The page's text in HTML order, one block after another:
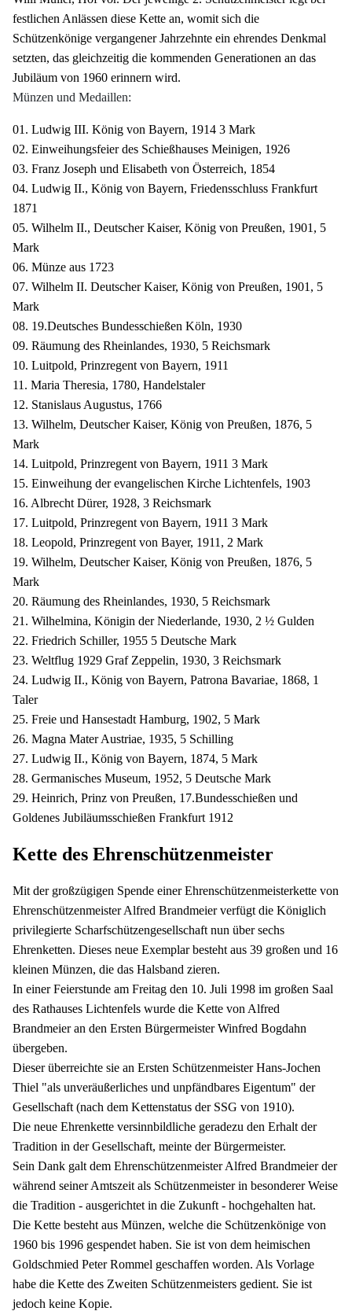
festlichen Anlässen diese Kette an, womit sich die
Schützenkönige vergangener Jahrzehnte ein ehrendes Denkmal
setzten, das gleichzeitig die kommenden Generationen an das
Jubiläum von 1960 erinnern wird.
Münzen und Medaillen:
01. Ludwig III. König von Bayern, 1914 3 Mark
02. Einweihungsfeier des Schießhauses Meinigen, 1926
03. Franz Joseph und Elisabeth von Österreich, 1854
04. Ludwig II., König von Bayern, Friedensschluss Frankfurt
1871
05. Wilhelm II., Deutscher Kaiser, König von Preußen, 1901, 5
Mark
06. Münze aus 1723
07. Wilhelm II. Deutscher Kaiser, König von Preußen, 1901, 5
Mark
08. 19.Deutsches Bundesschießen Köln, 1930
09. Räumung des Rheinlandes, 1930, 5 Reichsmark
10. Luitpold, Prinzregent von Bayern, 1911
11. Maria Theresia, 1780, Handelstaler
12. Stanislaus Augustus, 1766
13. Wilhelm, Deutscher Kaiser, König von Preußen, 1876, 5
Mark
14. Luitpold, Prinzregent von Bayern, 1911 3 Mark
15. Einweihung der evangelischen Kirche Lichtenfels, 1903
16. Albrecht Dürer, 1928, 3 Reichsmark
17. Luitpold, Prinzregent von Bayern, 1911 3 Mark
18. Leopold, Prinzregent von Bayer, 1911, 2 Mark
19. Wilhelm, Deutscher Kaiser, König von Preußen, 1876, 5
Mark
20. Räumung des Rheinlandes, 1930, 5 Reichsmark
21. Wilhelmina, Königin der Niederlande, 1930, 2 ½ Gulden
22. Friedrich Schiller, 1955 5 Deutsche Mark
23. Weltflug 1929 Graf Zeppelin, 1930, 3 Reichsmark
24. Ludwig II., König von Bayern, Patrona Bavariae, 1868, 1
Taler
25. Freie und Hansestadt Hamburg, 1902, 5 Mark
26. Magna Mater Austriae, 1935, 5 Schilling
27. Ludwig II., König von Bayern, 1874, 5 Mark
28. Germanisches Museum, 1952, 5 Deutsche Mark
29. Heinrich, Prinz von Preußen, 17.Bundesschießen und
Goldenes Jubiläumsschießen Frankfurt 1912
Kette des Ehrenschützenmeister
Mit der großzügigen Spende einer Ehrenschützenmeisterkette von
Ehrenschützenmeister Alfred Brandmeier verfügt die Königlich
privilegierte Scharfschützengesellschaft nun über sechs
Ehrenketten. Dieses neue Exemplar besteht aus 39 großen und 16
kleinen Münzen, die das Halsband zieren.
In einer Feierstunde am Freitag den 10. Juli 1998 im großen Saal
des Rathauses Lichtenfels wurde die Kette von Alfred
Brandmeier an den Ersten Bürgermeister Winfred Bogdahn
übergeben.
Dieser überreichte sie an Ersten Schützenmeister Hans-Jochen
Thiel "als unveräußerliches und unpfändbares Eigentum" der
Gesellschaft (nach dem Kettenstatus der SSG von 1910).
Die neue Ehrenkette versinnbildliche geradezu den Erhalt der
Tradition in der Gesellschaft, meinte der Bürgermeister.
Sein Dank galt dem Ehrenschützenmeister Alfred Brandmeier der
während seiner Amtszeit als Schützenmeister in besonderer Weise
die Tradition - ausgerichtet in die Zukunft - hochgehalten hat.
Die Kette besteht aus Münzen, welche die Schützenkönige von
1960 bis 1996 gespendet haben. Sie ist von dem heimischen
Goldschmied Peter Rommel geschaffen worden. Als Vorlage
habe die Kette des Zweiten Schützenmeisters gedient. Sie ist
jedoch keine Kopie.